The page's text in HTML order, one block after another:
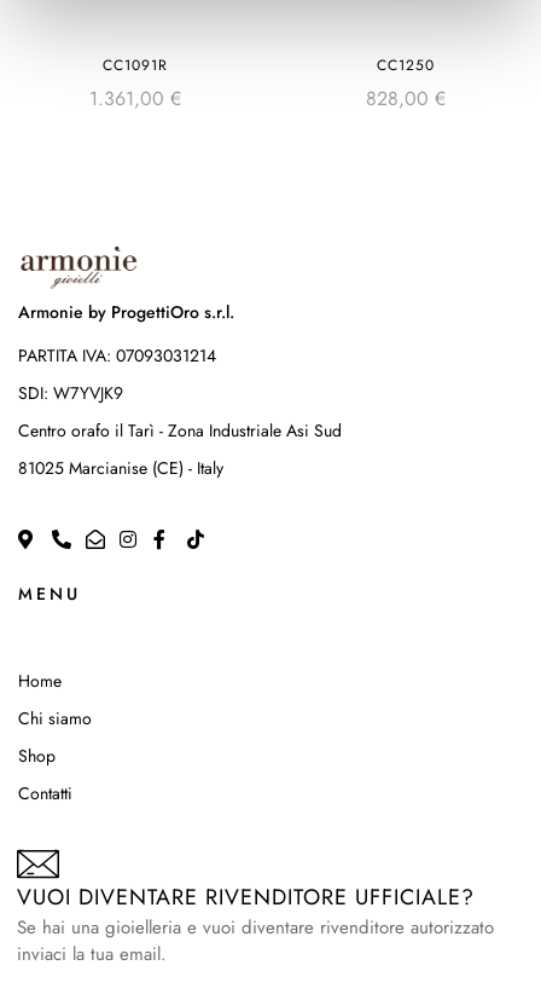
CC1091R
1.361,00 €
CC1250
828,00 €
Armonie by ProgettiOro s.r.l.
PARTITA IVA: 07093031214
SDI: W7YVJK9
Centro orafo il Tarì - Zona Industriale Asi Sud
81025 Marcianise (CE) - Italy
MENU
Home
Chi siamo
Shop
Contatti
VUOI DIVENTARE RIVENDITORE UFFICIALE?
Se hai una gioielleria e vuoi diventare rivenditore autorizzato
inviaci la tua email.